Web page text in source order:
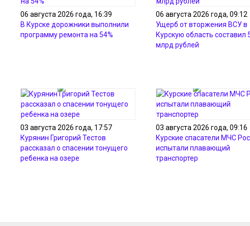
06 августа 2026 года, 16:39
В Курске дорожники выполнили
программу ремонта на 54%
06 августа 2026 года, 09:12
Ущерб от вторжения ВСУ в
Курскую область составил
млрд рублей
03 августа 2026 года, 17:57
Курянин Григорий Тестов
рассказал о спасении тонущего
ребенка на озере
03 августа 2026 года, 09:16
Курские спасатели МЧС
испытали плавающий
транспортер